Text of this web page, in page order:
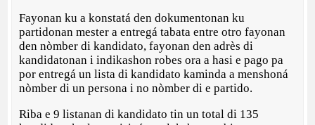
Fayonan ku a konstatá den dokumentonan ku
partidonan mester a entregá tabata entre otro fayonan
den nòmber di kandidato, fayonan den adrès di
kandidatonan i indikashon robes ora a hasi e pago pa
por entregá un lista di kandidato kaminda a menshoná
nòmber di un persona i no nòmber di e partido.
Riba e 9 listanan di kandidato tin un total di 135